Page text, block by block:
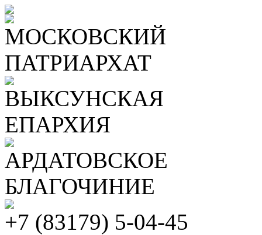
МОСКОВСКИЙ
ПАТРИАРХАТ
ВЫКСУНСКАЯ
ЕПАРХИЯ
АРДАТОВСКОЕ
БЛАГОЧИНИЕ
+7 (83179) 5-04-45